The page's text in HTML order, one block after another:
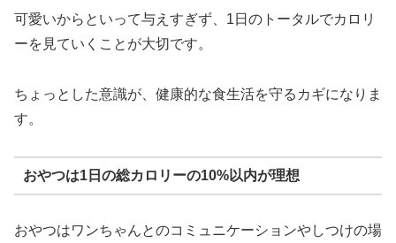
可愛いからといって与えすぎず、1日のトータルでカロリ
ーを見ていくことが大切です。
ちょっとした意識が、健康的な食生活を守るカギになりま
す。
おやつは1日の総カロリーの10%以内が理想
おやつはワンちゃんとのコミュニケーションやしつけの場